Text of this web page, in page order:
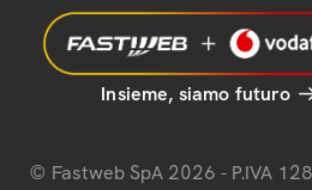
Insieme, siamo futuro
© Fastweb SpA 2026 - P.IVA